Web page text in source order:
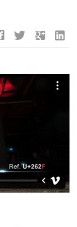
twitter google linkedin